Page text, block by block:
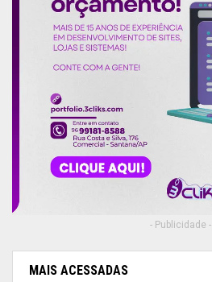
- Publicidade -
MAIS ACESSADAS